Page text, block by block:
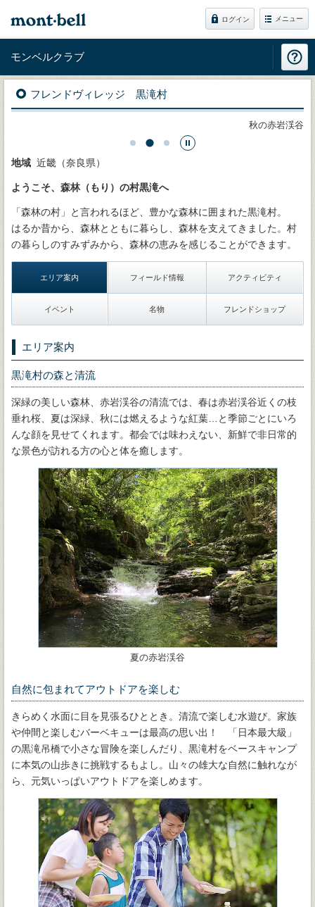
ログイン メニュー
モンベルクラブ
フレンドヴィレッジ 黒滝村
赤滝しだれ桜
地域 近畿（奈良県）
ようこそ、森林（もり）の村黒滝へ
「森林の村」と言われるほど、豊かな森林に囲まれた黒滝村。
はるか昔から、森林とともに暮らし、森林を支えてきました。村
の暮らしのすみずみから、森林の恵みを感じることができます。
エリア案内 フィールド情報 アクティビティ
イベント 名物 フレンドショップ
エリア案内
黒滝村の森と清流
深緑の美しい森林、赤岩渓谷の清流では、春は赤岩渓谷近くの枝
垂れ桜、夏は深緑、秋には燃えるような紅葉…と季節ごとにいろ
んな顔を見せてくれます。都会では味わえない、新鮮で非日常的
な景色が訪れる方の心と体を癒します。
夏の赤岩渓谷
自然に包まれてアウトドアを楽しむ
きらめく水面に目を見張るひととき。清流で楽しむ水遊び。家族
や仲間と楽しむバーベキューは最高の思い出！ 「日本最大級」
の黒滝吊橋で小さな冒険を楽しんだり、黒滝村をベースキャンプ
に本気の山歩きに挑戦するもよし。山々の雄大な自然に触れなが
ら、元気いっぱいアウトドアを楽しめます。